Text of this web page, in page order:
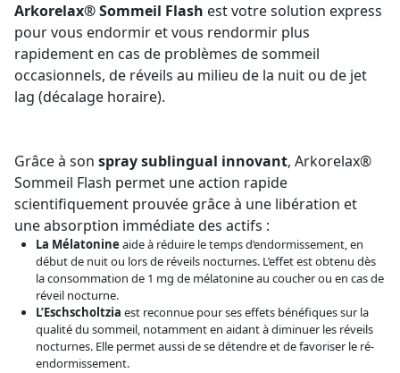
Arkorelax® Sommeil Flash est votre solution express
pour vous endormir et vous rendormir plus
rapidement en cas de problèmes de sommeil
occasionnels, de réveils au milieu de la nuit ou de jet
lag (décalage horaire).
Grâce à son spray sublingual innovant, Arkorelax®
Sommeil Flash permet une action rapide
scientifiquement prouvée grâce à une libération et
une absorption immédiate des actifs :
La Mélatonine aide à réduire le temps d’endormissement, en
début de nuit ou lors de réveils nocturnes. L’effet est obtenu dès
la consommation de 1 mg de mélatonine au coucher ou en cas de
réveil nocturne.
L’Eschscholtzia est reconnue pour ses effets bénéfiques sur la
qualité du sommeil, notamment en aidant à diminuer les réveils
nocturnes. Elle permet aussi de se détendre et de favoriser le ré-
endormissement.